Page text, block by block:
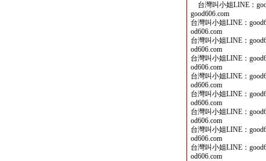
台灣叫小姐LINE：
good606.com
台灣叫小姐LINE：
od606.com
台灣叫小姐LINE：
od606.com
台灣叫小姐LINE：
od606.com
台灣叫小姐LINE：
od606.com
台灣叫小姐LINE：
od606.com
台灣叫小姐LINE：
od606.com
台灣叫小姐LINE：
od606.com
台灣叫小姐LINE：
od606.com